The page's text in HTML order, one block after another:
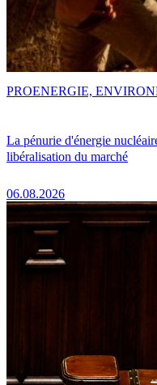
La pénurie d'énergie
libéralisation du marché
06.08.2026
PROENERGIE,